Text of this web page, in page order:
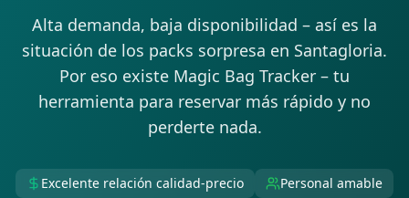
Alta demanda, baja disponibilidad – así es la
situación de los packs sorpresa en Santagloria.
Por eso existe Magic Bag Tracker – tu
herramienta para reservar más rápido y no
perderte nada.
Excelente relación calidad-precio Personal amable